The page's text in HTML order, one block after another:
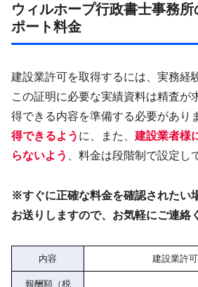
ウィルホープ行政書士事務
ポート料金
建設業許可を取得するには、実務経
この証明に必要な実績資料は精査が
得できる内容を準備する必要があり
得できるよう に、また、 建設業者様
らないよう
、料金は段階制で設定し
※すぐに正確な料金を確認されたい
お送りしますので、お気軽にご連絡
内容 建設業許
報酬額（税